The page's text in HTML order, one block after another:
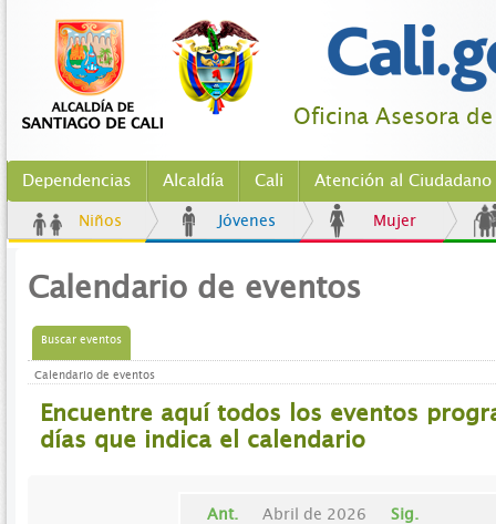
Oficina Asesora
Dependencias Alcaldía Cali Atención al Ciudadano
Niños Jóvenes Mujer
Calendario de eventos
Buscar eventos
Calendario de eventos
Encuentre aquí todos los eventos
días que indica el calendario
Ant. Abril de 2026
Sig.